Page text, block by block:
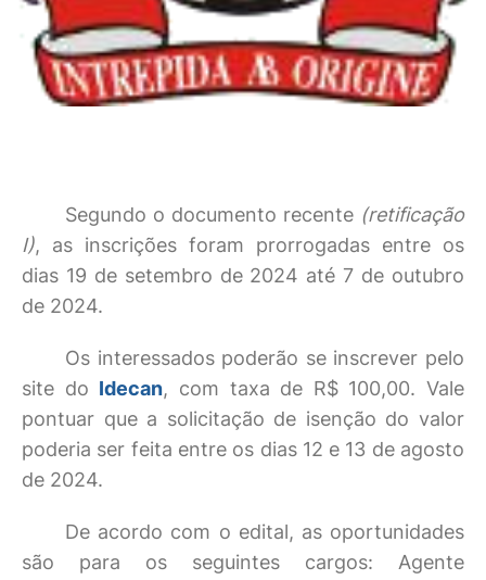
Segundo o documento recente (retificação
I), as inscrições foram prorrogadas entre os
dias 19 de setembro de 2024 até 7 de outubro
de 2024.
Os interessados poderão se inscrever pelo
site do Idecan, com taxa de R$ 100,00. Vale
pontuar que a solicitação de isenção do valor
poderia ser feita entre os dias 12 e 13 de agosto
de 2024.
De acordo com o edital, as oportunidades
são para os seguintes cargos: Agente